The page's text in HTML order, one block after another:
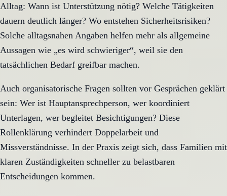
Alltag: Wann ist Unterstützung nötig? Welche Tätigkeiten
dauern deutlich länger? Wo entstehen Sicherheitsrisiken?
Solche alltagsnahen Angaben helfen mehr als allgemeine
Aussagen wie „es wird schwieriger“, weil sie den
tatsächlichen Bedarf greifbar machen.
Auch organisatorische Fragen sollten vor Gesprächen geklärt
sein: Wer ist Hauptansprechperson, wer koordiniert
Unterlagen, wer begleitet Besichtigungen? Diese
Rollenklärung verhindert Doppelarbeit und
Missverständnisse. In der Praxis zeigt sich, dass Familien mit
klaren Zuständigkeiten schneller zu belastbaren
Entscheidungen kommen.